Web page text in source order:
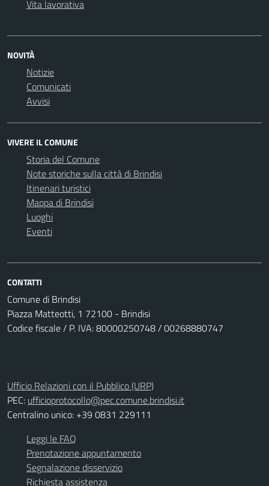
Vita lavorativa
NOVITÀ
Notizie
Comunicati
Avvisi
VIVERE IL COMUNE
Storia del Comune
Note storiche sulla città di Brindisi
Itinenari turistici
Mappa di Brindisi
Luoghi
Eventi
CONTATTI
Comune di Brindisi
Piazza Matteotti, 1 72100 - Brindisi
Codice fiscale / P. IVA: 80000250748 / 00268880747
Ufficio Relazioni con il Pubblico (URP)
PEC: ufficioprotocollo@pec.comune.brindisi.it
Centralino unico: +39 0831 229111
Leggi le FAQ
Prenotazione appuntamento
Segnalazione disservizio
Richiesta assistenza